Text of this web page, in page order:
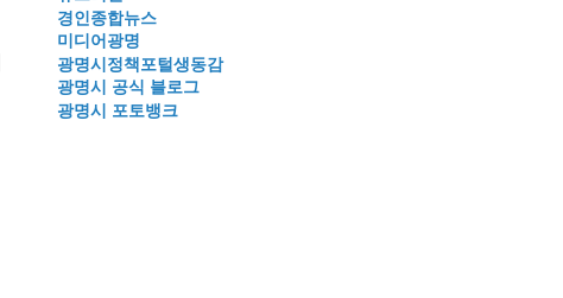
경인종합뉴스
미디어광명
광명시정책포털생동감
광명시 공식 블로그
광명시 포토뱅크